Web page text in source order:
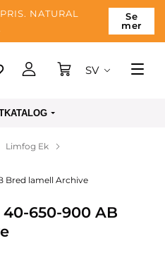
NATURAL
Se
mer
SV
Limfog Ek
Bred lamell Archive
650-900 AB